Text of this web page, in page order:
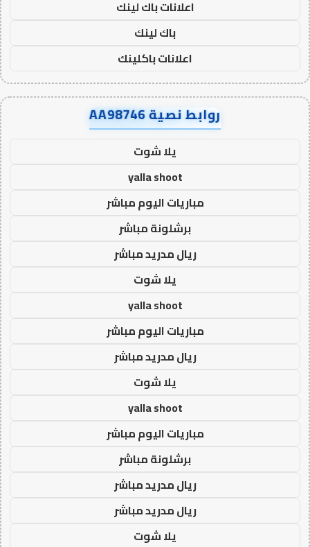
اعلانات باك لينك
باك لينك
اعلانات باكلينك
روابط نصية AA98746
يلا شوت
yalla shoot
مباريات اليوم مباشر
برشلونة مباشر
ريال مدريد مباشر
يلا شوت
yalla shoot
مباريات اليوم مباشر
ريال مدريد مباشر
يلا شوت
yalla shoot
مباريات اليوم مباشر
برشلونة مباشر
ريال مدريد مباشر
ريال مدريد مباشر
يلا شوت